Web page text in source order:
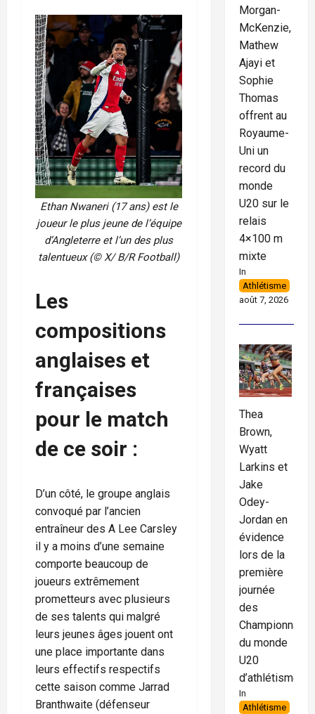
Ethan Nwaneri (17 ans) est le
joueur le plus jeune de l’équipe
d’Angleterre et l’un des plus
talentueux (© X/ B/R Football)
Les
compositions
anglaises et
françaises
pour le match
de ce soir :
D’un côté, le groupe anglais
convoqué par l’ancien
entraîneur des A Lee Carsley
il y a moins d’une semaine
comporte beaucoup de
joueurs extrêmement
prometteurs avec plusieurs
de ses talents qui malgré
leurs jeunes âges jouent ont
une place importante dans
leurs effectifs respectifs
cette saison comme Jarrad
Branthwaite (défenseur
Morgan-
McKenzie,
Mathew
Ajayi et
Sophie
Thomas
offrent au
Royaume-
Uni un
record du
monde
U20 sur le
relais
4×100 m
mixte
In
Athlétisme
août 7, 2026
Thea
Brown,
Wyatt
Larkins et
Jake
Odey-
Jordan en
évidence
lors de la
première
journée
des
Championnats
du monde
U20
d’athlétisme
In
Athlétisme